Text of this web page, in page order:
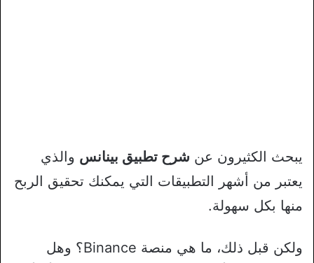
يبحث الكثيرون عن شرح تطبيق بينانس والذي
يعتبر من أشهر التطبيقات التي يمكنك تحقيق الربح
منها بكل سهولة.
ولكن قبل ذلك، ما هي منصة Binance؟ وهل